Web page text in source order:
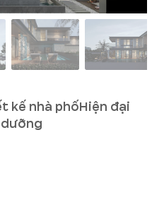
kế nhà phốHiện đại